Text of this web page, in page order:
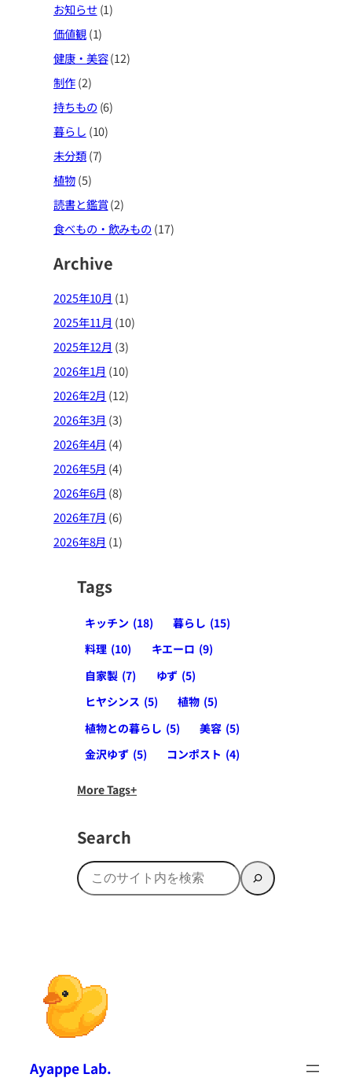
お知らせ(1)
価値観(1)
健康・美容(12)
制作(2)
持ちもの (6)
暮らし (10)
未分類(7)
植物(5)
読書と鑑賞(2)
食べもの・飲みもの (17)
Archive
2025年10月 (1)
2025年11月 (10)
2025年12月 (3)
2026年1月 (10)
2026年2月 (12)
2026年3月 (3)
2026年4月 (4)
2026年5月 (4)
2026年6月 (8)
2026年7月 (6)
2026年8月 (1)
Tags
キッチン (18) 暮らし (15)
料理 (10) キエーロ (9)
自家製 (7) ゆず (5)
ヒヤシンス (5) 植物 (5)
植物との暮らし (5) 美容 (5)
金沢ゆず (5) コンポスト (4)
More Tags
Search
検
索
Ayappe Lab.